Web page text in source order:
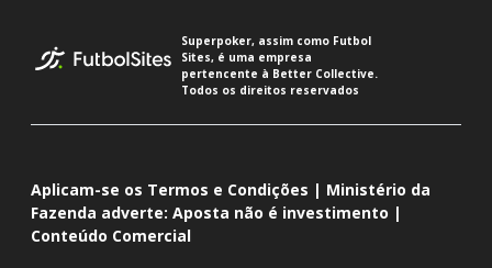
Superpoker, assim como Futbol
Sites, é uma empresa
pertencente à Better Collective.
Todos os direitos reservados
Aplicam-se os Termos e Condições | Ministério da
Fazenda adverte: Aposta não é investimento |
Conteúdo Comercial